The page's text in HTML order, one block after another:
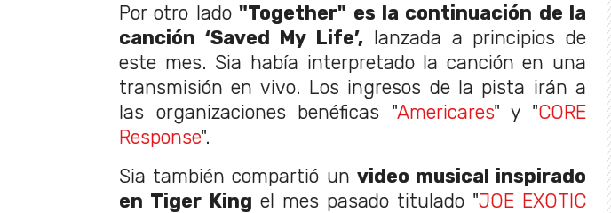
Por otro lado"Together" es la continuación de la
canción ‘Saved My Life’, lanzada a principios de
este mes. Sia había interpretado la canción en una
transmisión en vivo. Los ingresos de la pista irán a
las organizaciones benéficas "Americares" y "CORE
Response".
Sia también compartió un video musical inspirado
en Tiger King el mes pasado titulado "JOE EXOTIC